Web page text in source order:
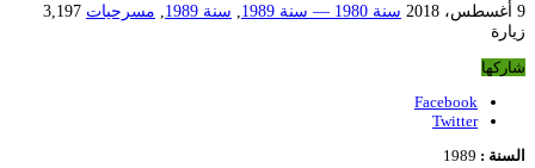
9 أغسطس، 2018 سنة 1980 — سنة 1989 , سنة 1989 , مسرحيات 3,197
زيارة
شاركها
Facebook
Twitter
السنة :